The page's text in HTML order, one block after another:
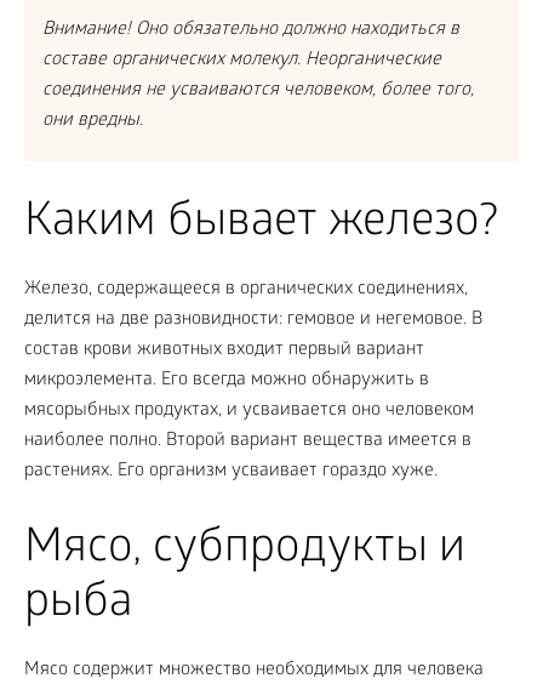
Внимание! Оно обязательно должно находиться в
составе органических молекул. Неорганические
соединения не усваиваются человеком, более того,
они вредны.
Каким бывает железо?
Железо, содержащееся в органических соединениях,
делится на две разновидности: гемовое и негемовое. В
состав крови животных входит первый вариант
микроэлемента. Его всегда можно обнаружить в
мясорыбных продуктах, и усваивается оно человеком
наиболее полно. Второй вариант вещества имеется в
растениях. Его организм усваивает гораздо хуже.
Мясо, субпродукты и
рыба
Мясо содержит множество необходимых для человека